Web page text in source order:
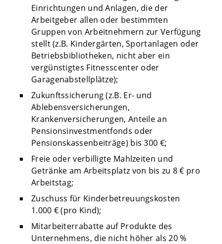
Einrichtungen und Anlagen, die der
Arbeitgeber allen oder bestimmten
Gruppen von Arbeitnehmern zur Verfügung
stellt (z.B. Kindergärten, Sportanlagen oder
Betriebsbibliotheken, nicht aber ein
vergünstigtes Fitnesscenter oder
Garagenabstellplätze);
Zukunftssicherung (z.B. Er- und
Ablebensversicherungen,
Krankenversicherungen, Anteile an
Pensionsinvestmentfonds oder
Pensionskassenbeiträge) bis 300 €;
Freie oder verbilligte Mahlzeiten und
Getränke am Arbeitsplatz von bis zu 8 € pro
Arbeitstag;
Zuschuss für Kinderbetreuungskosten
1.000 € (pro Kind);
Mitarbeiterrabatte auf Produkte des
Unternehmens, die nicht höher als 20 %